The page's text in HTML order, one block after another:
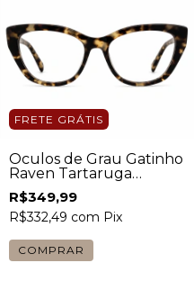
FRETE GRÁTIS
Óculos de Grau Gatinho
Raven Tartaruga
Feminino
R$349,99
R$332,49 com Pix